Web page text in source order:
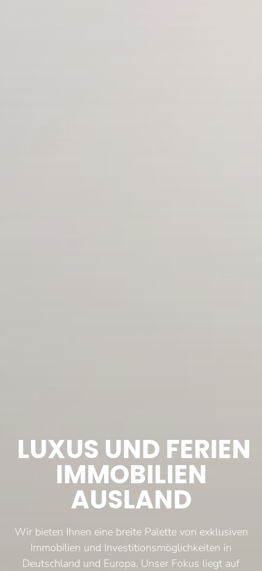
LUXUS UND FERIEN
IMMOBILIEN
AUSLAND
Wir bieten Ihnen eine breite Palette von exklusiven
Immobilien und Investitionsmöglichkeiten in
Deutschland und Europa. Unser Fokus liegt auf